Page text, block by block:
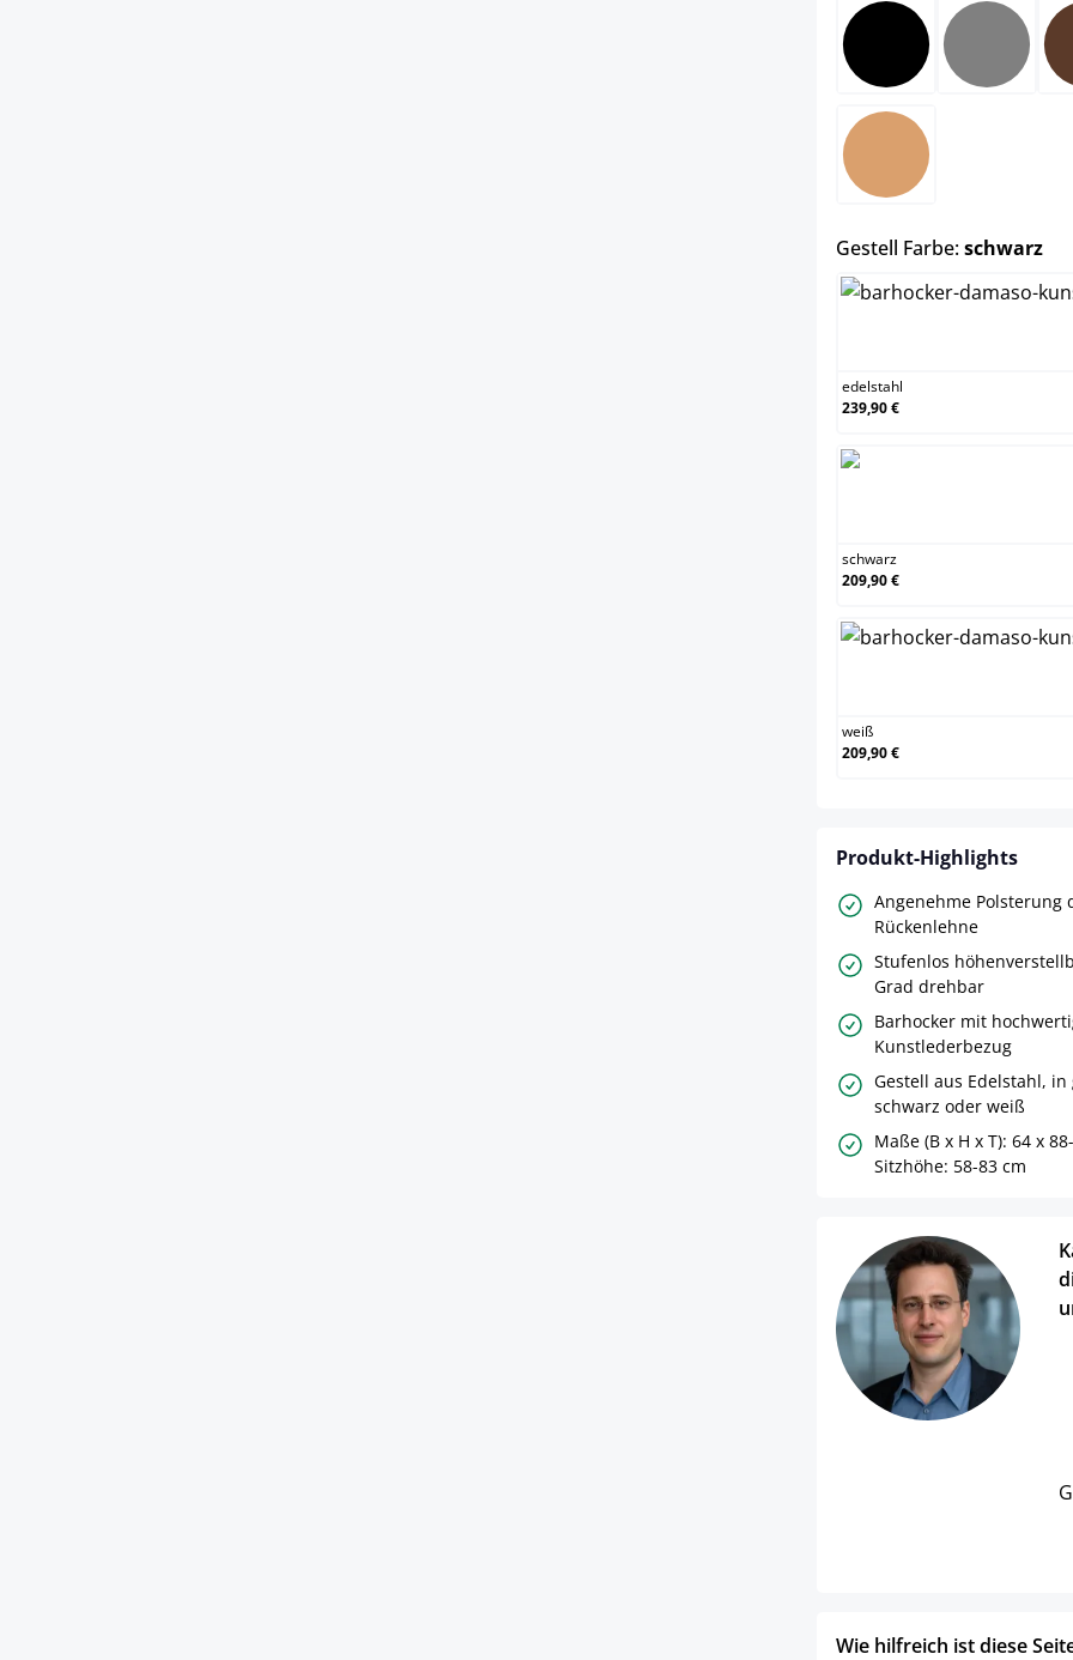
schwarz grau
hellbraun
Gestell Farbe:schwarz
edelstahl
239,90 €
schwarz
209,90 €
weiß
209,90 €
Produkt-Highlights
Angenehme Polsterung
Rückenlehne
Stufenlos
Grad drehbar
Barhocker mit
Kunstlederbezug
Gestell aus Edelstahl,
schwarz oder weiß
Maße (B x H x T): 64 x
Sitzhöhe: 58-83 cm
Wie hilfreich ist diese